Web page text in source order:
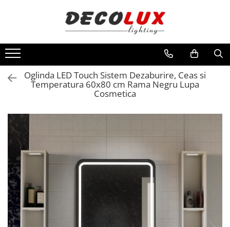
Toate Produsele
■ ILUMINAT DE INTERIOR
CANDELABRE & PENDULE CLASICE
APLICE CLASICE
VEIOZE CLASICE
LAMPADARE CLASICE
CANDELABRE CRISTAL & PENDULE
APLICE CRISTAL
PLAFONIERE CRISTAL
VEIOZE CRISTAL
CANDELABRE MODERNE &
PENDULE
Oglinda LED Touch Sistem Dezaburire, Ceas si
Temperatura 60x80 cm Rama Negru Lupa
Cosmetica